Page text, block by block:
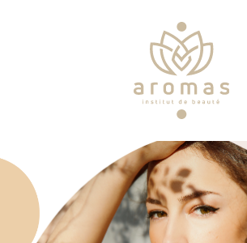
Soins
Je veux faire un bon cadeau